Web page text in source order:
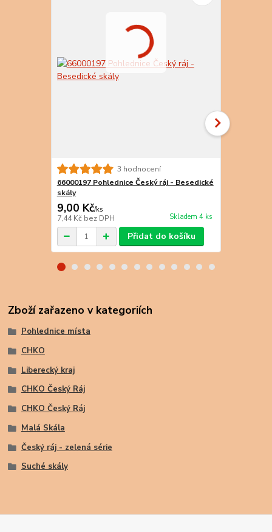
3 hodnocení
66000197 Pohlednice Český ráj - Besedické
skály
9,00 Kč/ks
7,44 Kč bez DPH Skladem 4 ks
Přidat do košíku
Zboží zařazeno v kategoriích
Pohlednice místa
CHKO
Liberecký kraj
CHKO Český Ráj
CHKO Český Ráj
Malá Skála
Český ráj - zelená série
Suché skály